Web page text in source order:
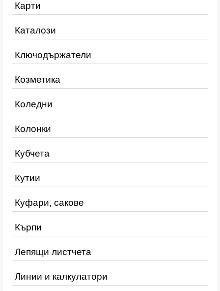
Карти
Каталози
Ключодържатели
Козметика
Коледни
Колонки
Кубчета
Кутии
Куфари, сакове
Кърпи
Лепящи листчета
Линии и калкулатори